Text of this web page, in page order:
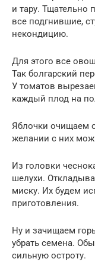
и тару. Тщательно
все подгнившие,
некондицию.
Для этого все
Так болгарский
У томатов
каждый плод на
Яблочки очищаем
желании с них
Из головки
шелухи.
миску. Их будем
приготовления.
Ну и зачищаем
убрать семена.
сильную остроту.